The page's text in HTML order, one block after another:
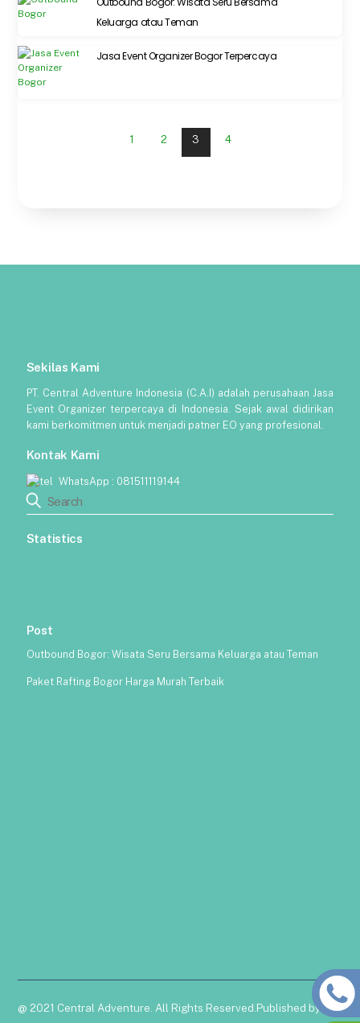
Keluarga atau Teman
Jasa Event Organizer Bogor Terpercaya
1 2 3 4
Sekilas Kami
PT. Central Adventure Indonesia (C.A.I) adalah perusahaan Jasa
Event Organizer terpercaya di Indonesia. Sejak awal didirikan
kami berkomitmen untuk menjadi patner EO yang profesional.
Kontak Kami
WhatsApp : 081511119144
Statistics
Post
Outbound Bogor: Wisata Seru Bersama Keluarga atau Teman
Paket Rafting Bogor Harga Murah Terbaik
@ 2021 Central Adventure. All Rights Reserved.Published by